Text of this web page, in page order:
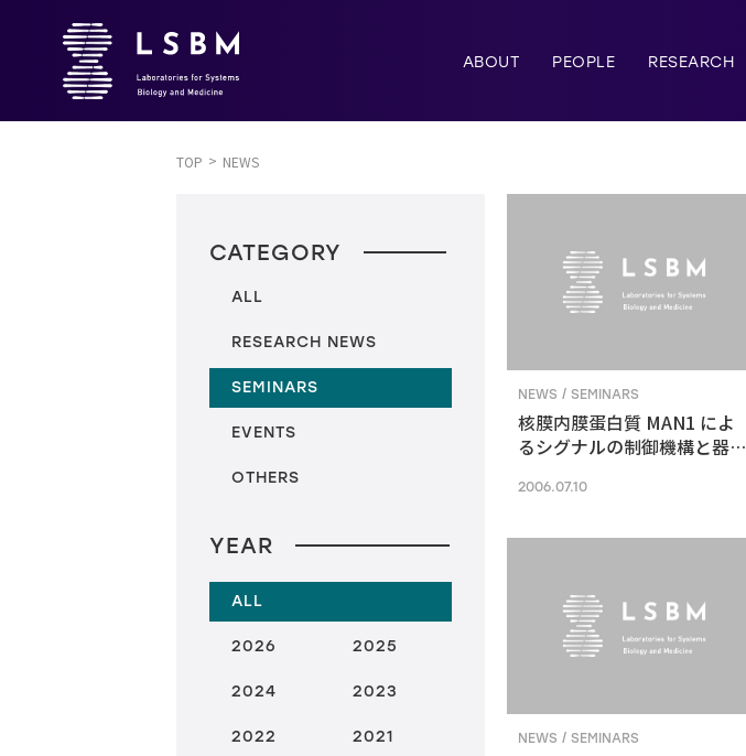
ABOUT PEOPLE RESEARCH
TOP NEWS
CATEGORY
ALL
RESEARCH NEWS
SEMINARS
EVENTS
OTHERS
YEAR
ALL
2026 2025
2024 2023
2022 2021
NEWS / SEMINARS
核膜内膜蛋白質 MAN1 によ
るシグナルの制御機構と器官
2006.07.10
NEWS / SEMINARS